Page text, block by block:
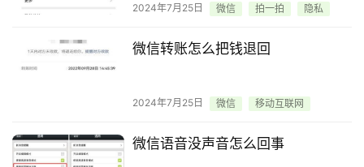
2024年7月25日 微信 拍一拍 隐私
微信转账怎么把钱退回
2024年7月25日 微信 移动互联网
微信语音没声音怎么回事